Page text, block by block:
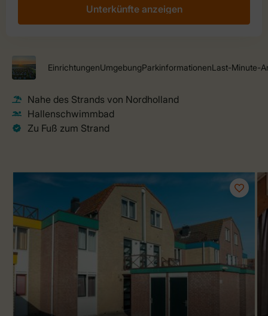
Unterkünfte anzeigen